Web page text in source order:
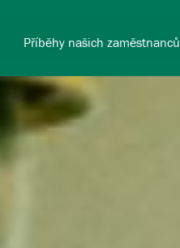
Příběhy našich zaměstnanců